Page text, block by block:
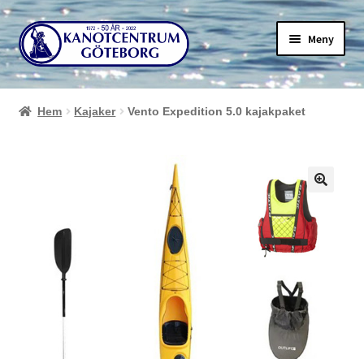
Hoppa
till
navigering
Hoppa
till
innehåll
Meny
Hem Kajaker Vento Expedition 5.0 kajakpaket